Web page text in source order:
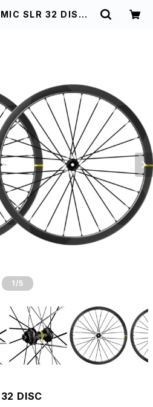
SLR 32 DISC |
1 /5
DISC